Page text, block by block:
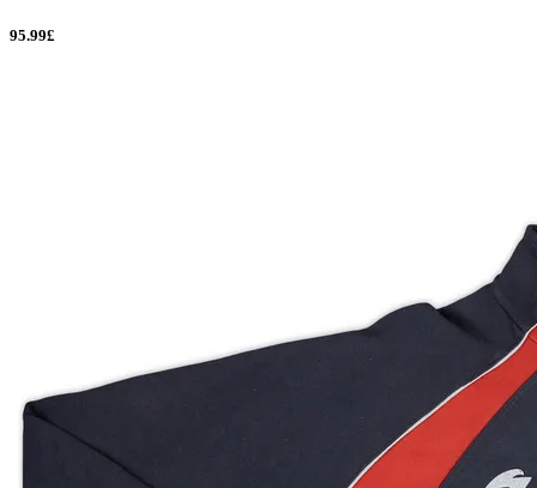
95.99£